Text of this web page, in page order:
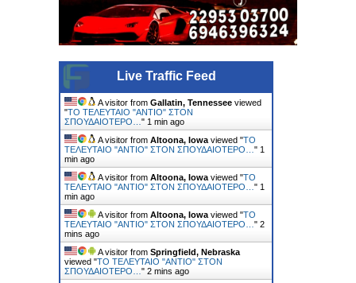
Live Traffic Feed
A visitor from Gallatin, Tennessee viewed
"ΤΟ ΤΕΛΕΥΤΑΙΟ "ΑΝΤΙΟ" ΣΤΟΝ
ΣΠΟΥΔΑΙΟΤΕΡΟ… " 1 min ago
A visitor from Altoona, Iowa viewed "ΤΟ
ΤΕΛΕΥΤΑΙΟ "ΑΝΤΙΟ" ΣΤΟΝ ΣΠΟΥΔΑΙΟΤΕΡΟ… " 1
min ago
A visitor from Altoona, Iowa viewed "ΤΟ
ΤΕΛΕΥΤΑΙΟ "ΑΝΤΙΟ" ΣΤΟΝ ΣΠΟΥΔΑΙΟΤΕΡΟ… " 1
min ago
A visitor from Altoona, Iowa viewed "ΤΟ
ΤΕΛΕΥΤΑΙΟ "ΑΝΤΙΟ" ΣΤΟΝ ΣΠΟΥΔΑΙΟΤΕΡΟ… " 2
mins ago
A visitor from Springfield, Nebraska
viewed "ΤΟ ΤΕΛΕΥΤΑΙΟ "ΑΝΤΙΟ" ΣΤΟΝ
ΣΠΟΥΔΑΙΟΤΕΡΟ… " 2 mins ago